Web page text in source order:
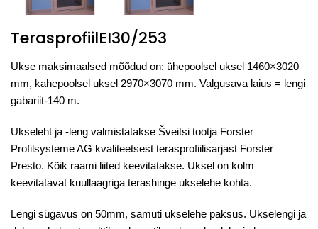
TerasprofiilEI30/253
Ukse maksimaalsed mõõdud on: ühepoolsel uksel 1460×3020
mm, kahepoolsel uksel 2970×3070 mm. Valgusava laius = lengi
gabariit-140 m.
Ukseleht ja -leng valmistatakse Šveitsi tootja Forster
Profilsysteme AG kvaliteetsest terasprofiilisarjast Forster
Presto. Kõik raami liited keevitatakse. Uksel on kolm
keevitatavat kuullaagriga terashinge ukselehe kohta.
Lengi sügavus on 50mm, samuti ukselehe paksus. Ukselengi ja